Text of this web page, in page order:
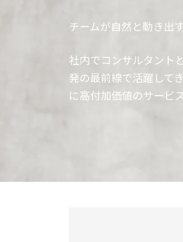
チームが自然と動き出す
社内でコンサルタント
発の最前線で活躍して
に高付加価値のサービ